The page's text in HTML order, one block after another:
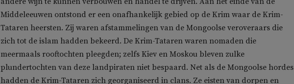
Middeleeuwen ontstond er een onafhankelijk gebied op de Krim waar de Krim-
Tataren heersten. Zij waren afstammelingen van de Mongoolse veroveraars die
zich tot de islam hadden bekeerd. De Krim-Tataren waren nomaden die
meermaals rooftochten pleegden; zelfs Kiev en Moskou bleven zulke
plundertochten van deze landpiraten niet bespaard. Net als de Mongoolse hordes
hadden de Krim-Tataren zich georganiseerd in clans. Ze eisten van dorpen en